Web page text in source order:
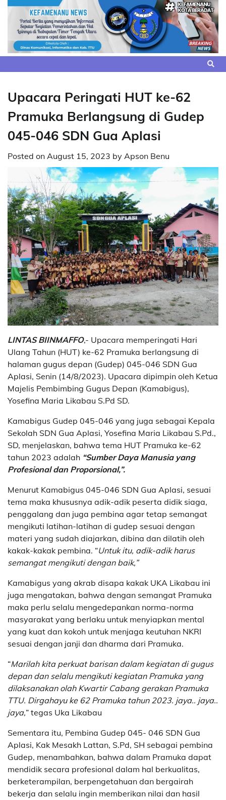
Skip
content
Upacara Peringati HUT ke-62
Pramuka Berlangsung di Gudep
045-046 SDN Gua Aplasi
Posted on August 15, 2023 by Apson Benu
LINTAS BIINMAFFO,- Upacara memperingati Hari
Ulang Tahun (HUT) ke-62 Pramuka berlangsung di
halaman gugus depan (Gudep) 045-046 SDN Gua
Aplasi, Senin (14/8/2023). Upacara dipimpin oleh Ketua
Majelis Pembimbing Gugus Depan (Kamabigus),
Yosefina Maria Likabau S.Pd SD.
Kamabigus Gudep 045-046 yang juga sebagai Kepala
Sekolah SDN Gua Aplasi, Yosefina Maria Likabau S.Pd.,
SD, menjelaskan, bahwa tema HUT Pramuka ke-62
tahun 2023 adalah “Sumber Daya Manusia yang
Profesional dan Proporsional,”.
Menurut Kamabigus 045-046 SDN Gua Aplasi, sesuai
tema maka khususnya adik-adik peserta didik siaga,
penggalang dan juga pembina agar tetap semangat
mengikuti latihan-latihan di gudep sesuai dengan
materi yang sudah diajarkan, dibina dan dilatih oleh
kakak-kakak pembina. “Untuk itu, adik-adik harus
semangat mengikuti dengan baik,”
Kamabigus yang akrab disapa kakak UKA Likabau ini
juga mengatakan, bahwa dengan semangat Pramuka
maka perlu selalu mengedepankan norma-norma
masyarakat yang berlaku untuk menyiapkan mental
yang kuat dan kokoh untuk menjaga keutuhan NKRI
sesuai dengan janji dan dharma dari Pramuka.
“Marilah kita perkuat barisan dalam kegiatan di gugus
depan dan selalu mengikuti kegiatan Pramuka yang
dilaksanakan olah Kwartir Cabang gerakan Pramuka
TTU. Dirgahayu ke 62 Pramuka tahun 2023. jaya.. jaya..
jaya,” tegas Uka Likabau
Sementara itu, Pembina Gudep 045- 046 SDN Gua
Aplasi, Kak Mesakh Lattan, S.Pd, SH sebagai pembina
Gudep, menambahkan, bahwa dalam Pramuka dapat
mendidik secara profesional dalam hal berkualitas,
berketerampilan, berpengetahuan dan bergairah
bekerja dan selalu ingin memberikan nilai dan hasil